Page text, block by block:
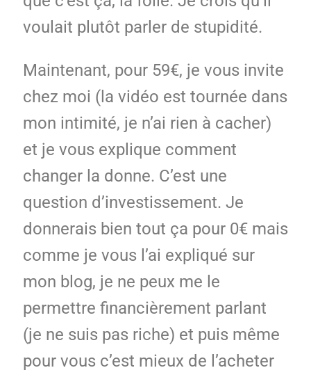
voulait plutôt parler de stupidité.
Maintenant, pour 59€, je vous invite
chez moi (la vidéo est tournée dans
mon intimité, je n’ai rien à cacher)
et je vous explique comment
changer la donne. C’est une
question d’investissement. Je
donnerais bien tout ça pour 0€ mais
comme je vous l’ai expliqué sur
mon blog, je ne peux me le
permettre financièrement parlant
(je ne suis pas riche) et puis même
pour vous c’est mieux de l’acheter